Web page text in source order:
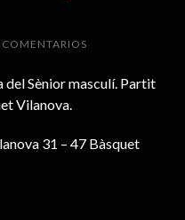
COMENTARIOS
Sènior masculí. Partit
Vilanova.
31 – 47 Bàsquet